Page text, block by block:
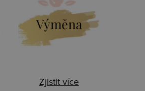
Výměna
Zjistit více